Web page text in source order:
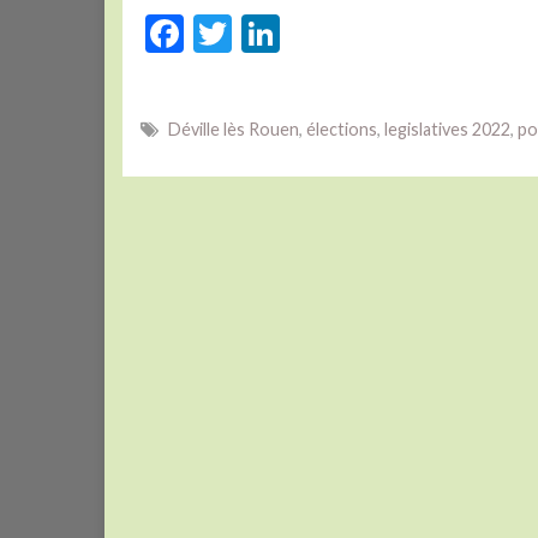
F
e
b
o
T
itt
er
ke
dI
n
Déville lès Rouen, élections, legislatives 2022,